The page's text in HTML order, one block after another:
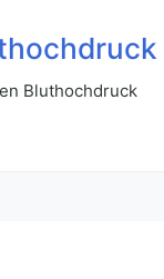
Bluthochdruck